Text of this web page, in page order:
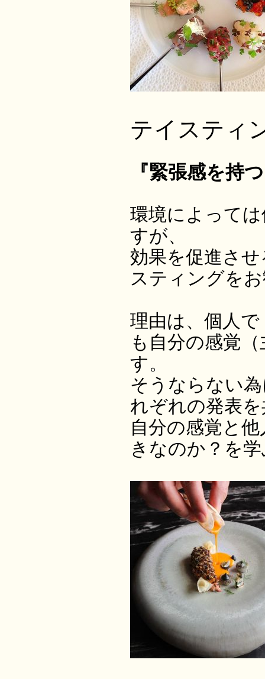
テイスティ
『緊張感を持
環境によって
すが、
効果を促進さ
スティングを
理由は、個人
も自分の感覚
す。
そうならない
れぞれの発表
自分の感覚と
きなのか？を